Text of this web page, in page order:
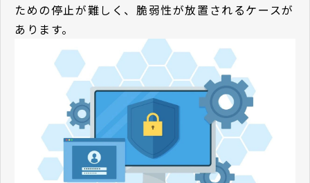
ための停止が難しく、脆弱性が放置されるケースが
あります。